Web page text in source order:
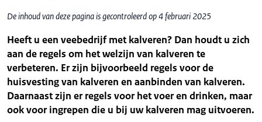
De inhoud van deze pagina is gecontroleerd op 4 februari 2025
Heeft u een veebedrijf met kalveren? Dan houdt u zich
aan de regels om het welzijn van kalveren te
verbeteren. Er zijn bijvoorbeeld regels voor de
huisvesting van kalveren en aanbinden van kalveren.
Daarnaast zijn er regels voor het voer en drinken, maar
ook voor ingrepen die u bij uw kalveren mag uitvoeren.